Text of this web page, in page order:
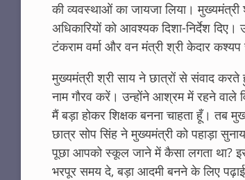
की व्यवस्थाओं का जायजा लिया। मुख्यमंत्री
अधिकारियों को आवश्यक दिशा-निर्देश दिए।
टंकराम वर्मा और वन मंत्री श्री केदार
मुख्यमंत्री श्री साय ने छात्रों से संवाद
नाम गौरव करें। उन्होंने आश्रम में रहने वाले
मैं बड़ा होकर शिक्षक बनना चाहता हूँ। तब
छात्र सोप सिंह ने मुख्यमंत्री को पहाड़ा
पूछा आपको स्कूल जाने में कैसा लगता था?
भरपूर समय दे, बड़ा आदमी बनने के लिए